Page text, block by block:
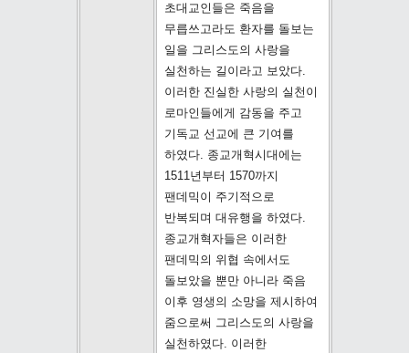
초대교인들은 죽음을
무릅쓰고라도 환자를 돌보는
일을 그리스도의 사랑을
실천하는 길이라고 보았다.
이러한 진실한 사랑의 실천이
로마인들에게 감동을 주고
기독교 선교에 큰 기여를
하였다. 종교개혁시대에는
1511년부터 1570까지
팬데믹이 주기적으로
반복되며 대유행을 하였다.
종교개혁자들은 이러한
팬데믹의 위협 속에서도
돌보았을 뿐만 아니라 죽음
이후 영생의 소망을 제시하여
줌으로써 그리스도의 사랑을
실천하였다. 이러한